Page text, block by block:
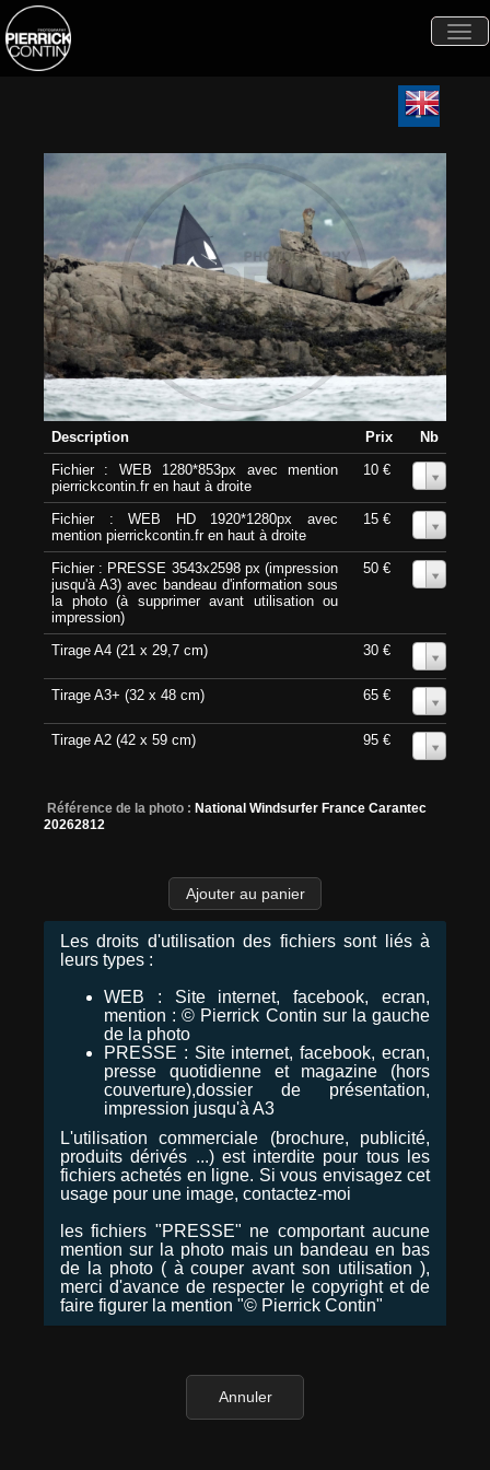
Description Prix
Nb
Fichier : WEB 1280*853px avec mention
pierrickcontin.fr en haut à droite
10 €
Fichier : WEB HD 1920*1280px avec
mention pierrickcontin.fr en haut à droite
15 €
Fichier : PRESSE 3543x2598 px (impression
jusqu'à A3) avec bandeau d'information sous
la photo (à supprimer avant utilisation ou
impression)
50 €
Tirage A4 (21 x 29,7 cm) 30 €
Tirage A3+ (32 x 48 cm) 65 €
Tirage A2 (42 x 59 cm) 95 €
Référence de la photo : National Windsurfer France Carantec
20262812
Les droits d'utilisation des fichiers sont liés à
leurs types :
WEB : Site internet, facebook, ecran,
mention : © Pierrick Contin sur la gauche
de la photo
PRESSE : Site internet, facebook, ecran,
presse quotidienne et magazine (hors
couverture),dossier de présentation,
impression jusqu'à A3
L'utilisation commerciale (brochure, publicité,
produits dérivés ...) est interdite pour tous les
fichiers achetés en ligne. Si vous envisagez cet
usage pour une image, contactez-moi
les fichiers "PRESSE" ne comportant aucune
mention sur la photo mais un bandeau en bas
de la photo ( à couper avant son utilisation ),
merci d'avance de respecter le copyright et de
faire figurer la mention "© Pierrick Contin"
Annuler